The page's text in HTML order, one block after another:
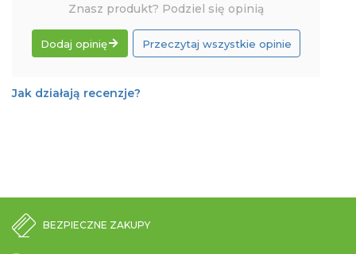
Znasz produkt? Podziel się opinią
Dodaj opinię Przeczytaj wszystkie opinie
Jak działają recenzje?
BEZPIECZNE ZAKUPY